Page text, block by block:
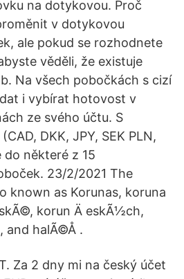
na dotykovou. Proč
v dotykovou
ale pokud se rozhodnete
věděli, že existuje
Na všech pobočkách s cizí
i vybírat hotovost v
ze svého účtu. S
DKK, JPY, SEK PLN,
do některé z 15
23/2/2021 The
known as Korunas, koruna
korun Ä eskÃ½ch,
and halÃ©Å .
Za 2 dny mi na český účet